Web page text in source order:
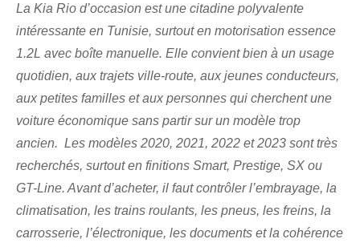
La Kia Rio d’occasion est une citadine polyvalente
intéressante en Tunisie, surtout en motorisation essence
1.2L avec boîte manuelle. Elle convient bien à un usage
quotidien, aux trajets ville-route, aux jeunes conducteurs,
aux petites familles et aux personnes qui cherchent une
voiture économique sans partir sur un modèle trop
ancien. Les modèles 2020, 2021, 2022 et 2023 sont très
recherchés, surtout en finitions Smart, Prestige, SX ou
GT-Line. Avant d’acheter, il faut contrôler l’embrayage, la
climatisation, les trains roulants, les pneus, les freins, la
carrosserie, l’électronique, les documents et la cohérence